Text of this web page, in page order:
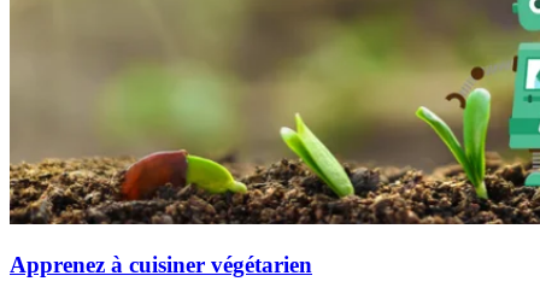
Apprenez à cuisiner végétarien